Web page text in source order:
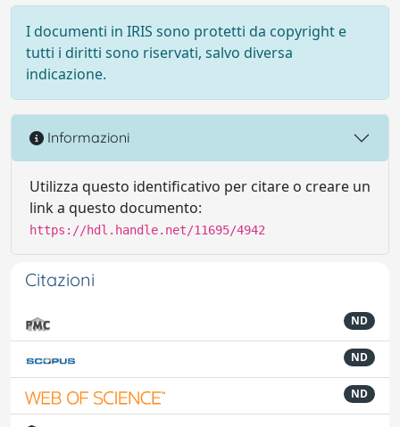
I documenti in IRIS sono protetti da copyright e
tutti i diritti sono riservati, salvo diversa
indicazione.
Informazioni
Utilizza questo identificativo per citare o creare un
link a questo documento:
https://hdl.handle.net/11695/4942
Citazioni
ND
ND
ND